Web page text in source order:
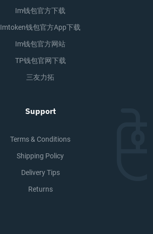
Im钱包官方下载
Imtoken钱包官方app下载
Im钱包官方网站
TP钱包官网下载
三友力拓
Support
Terms & Conditions
Shipping Policy
Delivery Tips
Returns